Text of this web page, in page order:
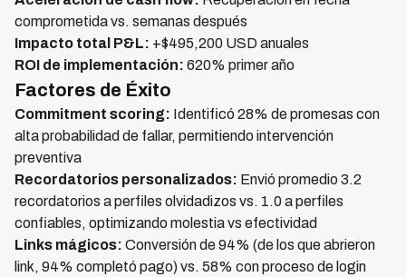
comprometida vs. semanas después
Impacto total P&L: +$495,200 USD anuales
ROI de implementación: 620% primer año
Factores de Éxito
Commitment scoring: Identificó 28% de promesas con
alta probabilidad de fallar, permitiendo intervención
preventiva
Recordatorios personalizados: Envió promedio 3.2
recordatorios a perfiles olvidadizos vs. 1.0 a perfiles
confiables, optimizando molestia vs efectividad
Links mágicos: Conversión de 94% (de los que abrieron
link, 94% completó pago) vs. 58% con proceso de login